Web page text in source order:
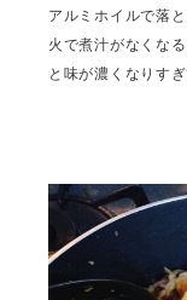
アルミホイルで落
火で煮汁がなくな
と味が濃くなりすぎ